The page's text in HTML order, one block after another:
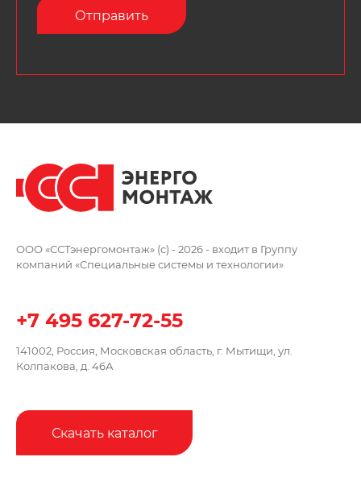
ООО «ССТэнергомонтаж» (c) - 2026 - входит в Группу
компаний «Специальные системы и технологии»
+7 495 627-72-55
141002, Россия, Московская область, г. Мытищи, ул.
Колпакова, д. 46А
Скачать каталог